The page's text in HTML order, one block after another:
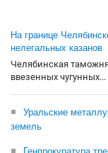
На границе
нелегальных казанов
Челябинская
ввезенных чугунных...
Уральские
земель